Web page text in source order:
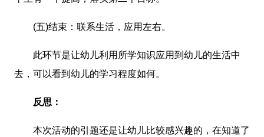
(五)结束：联系生活，应用左右。
此环节是让幼儿利用所学知识应用到幼儿的生活中
去，可以看到幼儿的学习程度如何。
反思：
本次活动的引题还是让幼儿比较感兴趣的，在知道了